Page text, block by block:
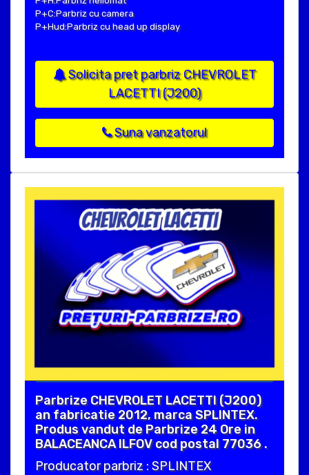
P+C:Parbriz cu camera
P+Hud:Parbriz cu head up display
Solicita pret parbriz CHEVROLET
LACETTI (J200)
Suna vanzatorul
Parbrize CHEVROLET LACETTI (J200)
an fabricatie 2012, marca SPLINTEX.
Produs vandut de Parbrize 24 Ore in
BALACEANCA ILFOV cod postal 77036 .
Producator parbriz : SPLINTEX